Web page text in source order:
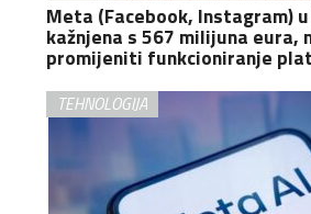
Meta (Facebook, Instagram) u
kažnjena s 567 milijuna eura,
promijeniti funkcioniranje
TEHNOLOGIJA